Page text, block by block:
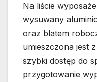
Na liście
wysuwany
oraz blatem
umieszczona jest
szybki dostęp do
przygotowanie